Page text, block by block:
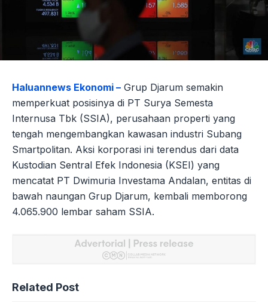
Haluannews Ekonomi – Grup Djarum semakin
memperkuat posisinya di PT Surya Semesta
Internusa Tbk (SSIA), perusahaan properti yang
tengah mengembangkan kawasan industri Subang
Smartpolitan. Aksi korporasi ini terendus dari data
Kustodian Sentral Efek Indonesia (KSEI) yang
mencatat PT Dwimuria Investama Andalan, entitas di
bawah naungan Grup Djarum, kembali memborong
4.065.900 lembar saham SSIA.
Related Post